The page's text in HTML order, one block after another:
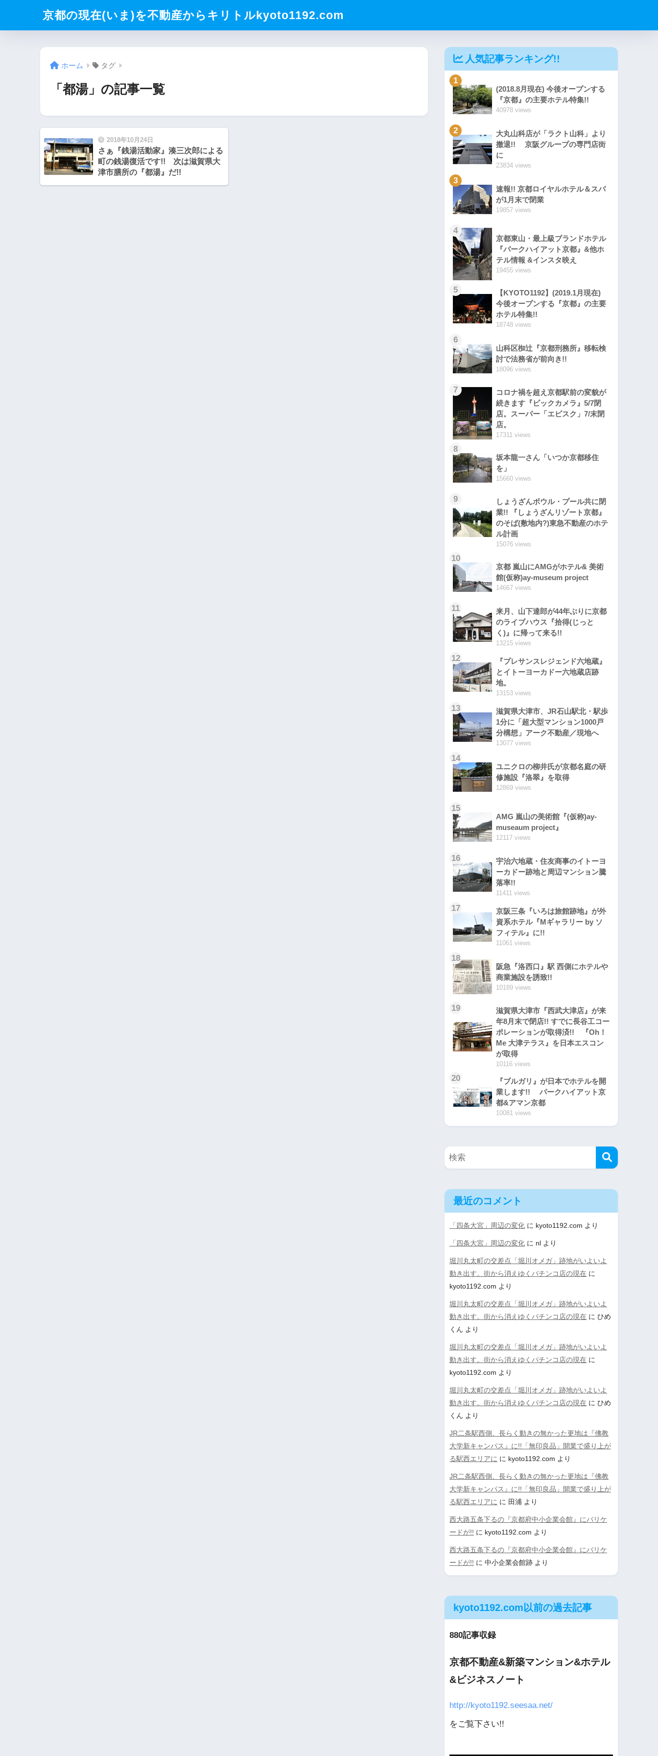
京都の現在(いま)を不動産からキリトルkyoto1192.com
ホーム タグ
「都湯」の記事一覧
2018年10月24日
さぁ『銭湯活動家』湊三次郎による
町の銭湯復活です!! 次は滋賀県大
津市膳所の『都湯』だ!!
人気記事ランキング!!
1
(2018.8月現在) 今後オープンする
『京都』の主要ホテル特集!!
40978 views
2
大丸山科店が「ラクト山科」より
撤退!! 京阪グループの専門店街
に
23834 views
3
速報!! 京都ロイヤルホテル＆スパ
が1月末で閉業
19857 views
4
京都東山・最上級ブランドホテル
『パークハイアット京都』&他ホ
テル情報 &インスタ映え
19455 views
5
【KYOTO1192】(2019.1月現在)
今後オープンする『京都』の主要
ホテル特集!!
18748 views
6
山科区椥辻『京都刑務所』移転検
討で法務省が前向き!!
18096 views
7
コロナ禍を超え京都駅前の変貌が
続きます『ビックカメラ』5/7閉
店。スーパー「エビスク」7/末閉
店。
17311 views
8
坂本龍一さん「いつか京都移住
を」
15660 views
9
しょうざんボウル・プール共に閉
業!! 『しょうざんリゾート京都』
のそば(敷地内?)東急不動産のホテ
ル計画
15076 views
10
京都 嵐山にAMGがホテル& 美術
館(仮称)ay-museum project
14667 views
11
来月、山下達郎が44年ぶりに京都
のライブハウス『拾得(じっと
く)』に帰って来る!!
13215 views
12
『プレサンスレジェンド六地蔵』
とイトーヨーカドー六地蔵店跡
地。
13153 views
13
滋賀県大津市、JR石山駅北・駅歩
1分に「超大型マンション1000戸
分構想」アーク不動産／現地へ
13077 views
14
ユニクロの柳井氏が京都名庭の研
修施設『洛翠』を取得
12869 views
15
AMG 嵐山の美術館『(仮称)ay-
museaum project』
12117 views
16
宇治六地蔵・住友商事のイトーヨ
ーカドー跡地と周辺マンション騰
落率!!
11411 views
17
京阪三条『いろは旅館跡地』が外
資系ホテル『Mギャラリー by ソ
フィテル』に!!
11061 views
18
阪急『洛西口』駅 西側にホテルや
商業施設を誘致!!
10189 views
19
滋賀県大津市『西武大津店』が来
年8月末で閉店!! すでに長谷工コー
ポレーションが取得済!! 『Oh！
Me 大津テラス』を日本エスコン
が取得
10116 views
20
『ブルガリ』が日本でホテルを開
業します!! パークハイアット京
都&アマン京都
10081 views
最近のコメント
「四条大宮」周辺の変化 に kyoto1192.com より
「四条大宮」周辺の変化 に nl より
堀川丸太町の交差点「堀川オメガ」跡地がいよいよ
動き出す。街から消えゆくパチンコ店の現在 に
kyoto1192.com より
堀川丸太町の交差点「堀川オメガ」跡地がいよいよ
動き出す。街から消えゆくパチンコ店の現在 に ひめ
くん より
堀川丸太町の交差点「堀川オメガ」跡地がいよいよ
動き出す。街から消えゆくパチンコ店の現在 に
kyoto1192.com より
堀川丸太町の交差点「堀川オメガ」跡地がいよいよ
動き出す。街から消えゆくパチンコ店の現在 に ひめ
くん より
JR二条駅西側、長らく動きの無かった更地は『佛教
大学新キャンパス』に!!「無印良品」開業で盛り上が
る駅西エリアに に kyoto1192.com より
JR二条駅西側、長らく動きの無かった更地は『佛教
大学新キャンパス』に!!「無印良品」開業で盛り上が
る駅西エリアに に 田浦 より
西大路五条下るの『京都府中小企業会館』にバリケ
ードが!! に kyoto1192.com より
西大路五条下るの『京都府中小企業会館』にバリケ
ードが!! に 中小企業会館跡 より
kyoto1192.com以前の過去記事
880記事収録
京都不動産&新築マンション&ホテル
&ビジネスノート
http://kyoto1192.seesaa.net/
をご覧下さい!!